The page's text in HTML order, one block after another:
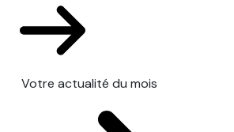
Votre actualité du mois